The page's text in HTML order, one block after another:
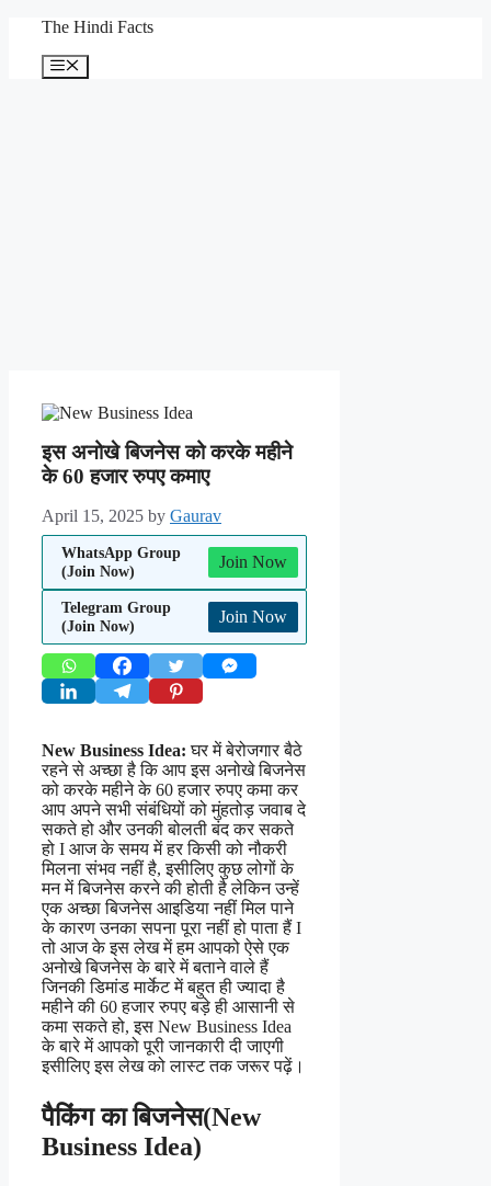
content
The Hindi Facts
Menu
इस अनोखे बिजनेस को करके महीने
के 60 हजार रुपए कमाए
April 15, 2025 by Gaurav
WhatsApp Group
(Join Now)
Join Now
Telegram Group
(Join Now)
Join Now
New Business Idea:घर में बेरोजगार बैठे
रहने से अच्छा है कि आप इस अनोखे बिजनेस
को करके महीने के 60 हजार रुपए कमा कर
आप अपने सभी संबंधियों को मुंहतोड़ जवाब दे
सकते हो और उनकी बोलती बंद कर सकते
हो I आज के समय में हर किसी को नौकरी
मिलना संभव नहीं है, इसीलिए कुछ लोगों के
मन में बिजनेस करने की होती है लेकिन उन्हें
एक अच्छा बिजनेस आइडिया नहीं मिल पाने
के कारण उनका सपना पूरा नहीं हो पाता हैं I
तो आज के इस लेख में हम आपको ऐसे एक
अनोखे बिजनेस के बारे में बताने वाले हैं
जिनकी डिमांड मार्केट में बहुत ही ज्यादा है
महीने की 60 हजार रुपए बड़े ही आसानी से
कमा सकते हो, इस New Business Idea
के बारे में आपको पूरी जानकारी दी जाएगी
इसीलिए इस लेख को लास्ट तक जरूर पढ़ें।
पैकिंग का बिजनेस(New
Business Idea)